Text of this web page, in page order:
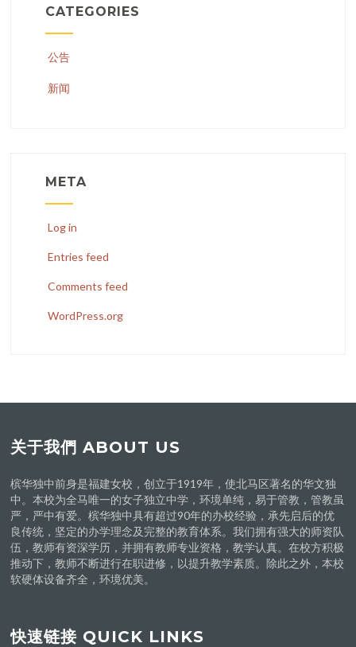
CATEGORIES
公告
新闻
META
Log in
Entries feed
Comments feed
WordPress.org
关于我們 ABOUT US
槟华独中前身是福建女校，创立于1919年，使北马区著名的华文独
中。本校为全马唯一的女子独立中学，环境单纯，易于管教，管教虽
严，严中有爱。槟华独中具有超过90年的办校经验，承先启后的优
良传统，坚定的办学理念及完整的教育体系。我们拥有强大的师资队
伍，教师有资深学历，并拥有教师专业资格，教学认真。在校方积极
推动下，教师不断进行在职进修，以提升教学素质。除此之外，本校
软硬体设备齐全，环境优美。
快速链接 QUICK LINKS